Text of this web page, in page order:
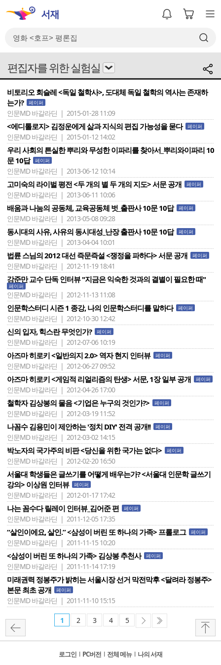
편집자를 위한 실험실
비토리오 회슬레 <독일 철학사>, 도대체 독일 철학의 역사는 존재하
는가?
페이퍼
인문MD 바갈라딘 | 2015-01-28 11:09
<에디톨로지> 김정운에게 삶과 지식의 편집 가능성을 묻다 페이퍼
인문MD 바갈라딘 | 2015-01-12 14:02
우리 사회의 튼실한 뿌리와 무성한 이파리를 찾아서_뿌리와이파리 10
문 10답 페이퍼
인문MD 바갈라딘 | 2013-06-12 10:14
고미숙의 라이벌 평전 <두 개의 별 두 개의 지도> 서문 공개 페이퍼
인문MD 바갈라딘 | 2013-06-11 10:06
배움과 나눔의 공동체, 교육공동체 벗_출판사 10문 10답 페이퍼
인문MD 바갈라딘 | 2013-05-08 09:28
동시대의 사유, 사유의 동시대성_난장 출판사 10문 10답 페이퍼
인문MD 바갈라딘 | 2013-04-04 10:01
법륜 스님의 2012 대선 즉문즉설 <쟁정을 파하다> 서문 공개 페이퍼
인문MD 바갈라딘 | 2012-11-19 18:41
강준만 교수 단독 인터뷰 "지금은 익숙한 것과의 결별이 필요한 때"
페이퍼
인문MD 바갈라딘 | 2012-11-13 11:08
인문학스터디 시즌 1 종강, 나의 인문학스터디를 말하다 페이퍼
인문MD 바갈라딘 | 2012-10-30 12:42
신의 입자, 힉스란 무엇인가? 페이퍼
인문MD 바갈라딘 | 2012-07-06 10:19
아즈마 히로키 <일반의지 2.0> 역자 현지 인터뷰 페이퍼
인문MD 바갈라딘 | 2012-06-27 09:52
아즈마 히로키 <게임적 리얼리즘의 탄생> 서문, 1장 일부 공개 페이퍼
인문MD 바갈라딘 | 2012-04-26 17:00
철학자 김상봉의 물음 <기업은 누구의 것인가?> 페이퍼
인문MD 바갈라딘 | 2012-03-19 11:52
나꼼수 김용민이 제안하는 '정치 DIY' 전격 공개!! 페이퍼
인문MD 바갈라딘 | 2012-03-02 14:15
박노자의 국가주의 비판 <당신을 위한 국가는 없다> 페이퍼
인문MD 바갈라딘 | 2012-02-20 16:50
서울대 학생들은 글쓰기를 어떻게 배우는가? <서울대 인문학 글쓰기
강의> 이상원 인터뷰
페이퍼
인문MD 바갈라딘 | 2012-01-17 17:42
나는 꼼수다 릴레이 인터뷰_김어준 편 페이퍼
인문MD 바갈라딘 | 2011-12-05 17:35
“살인이에요, 살인.” <삼성이 버린 또 하나의 가족> 프롤로그 페이퍼
인문MD 바갈라딘 | 2011-11-15 10:20
<삼성이 버린 또 하나의 가족> 김상봉 추천사 페이퍼
인문MD 바갈라딘 | 2011-11-14 17:19
미래권력 정봉주가 밝히는 서울시장 선거 막전막후 <달려라 정봉주>
본문 최초 공개
페이퍼
인문MD 바갈라딘 | 2011-11-10 15:15
1 2 3 4 5
로그인 l PC버전 l 전체 메뉴 l 나의 서재